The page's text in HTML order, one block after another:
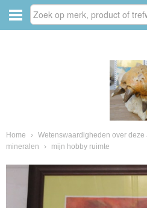
Home › Wetenswaardigheden over
mineralen
› mijn hobby ruimte
van fossielen en mineralen